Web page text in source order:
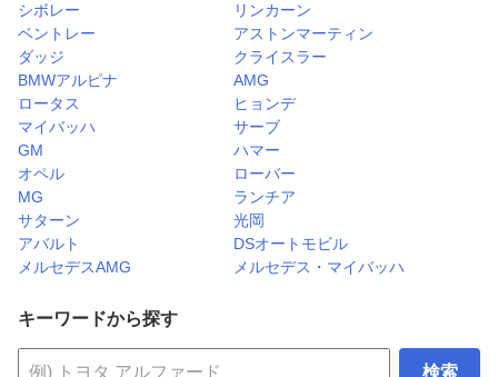
シボレー
リンカーン
ベントレー
アストンマーティン
ダッジ
クライスラー
BMWアルピナ
AMG
ロータス
ヒョンデ
マイバッハ
サーブ
GM
ハマー
オペル
ローバー
MG
ランチア
サターン
光岡
アバルト
DSオートモビル
メルセデスAMG
メルセデス・マイバッハ
キーワードから探す
検索